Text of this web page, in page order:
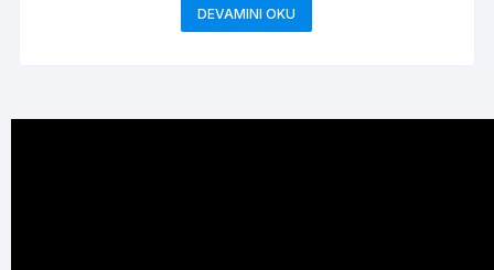
DEVAMINI OKU